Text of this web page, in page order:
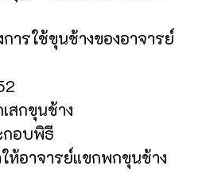
ารใช้ขุนช้างของอาจารย์
สกขุนช้าง
กอบพิธี
ห้อาจารย์แขกพกขุนช้าง